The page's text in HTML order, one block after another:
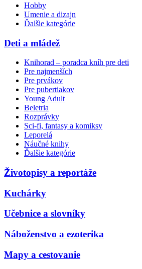
Hobby
Umenie a dizajn
Ďalšie kategórie
Deti a mládež
Knihorad – poradca kníh pre deti
Pre najmenších
Pre prvákov
Pre pubertiakov
Young Adult
Beletria
Rozprávky
Sci-fi, fantasy a komiksy
Leporelá
Náučné knihy
Ďalšie kategórie
Životopisy a reportáže
Kuchárky
Učebnice a slovníky
Náboženstvo a ezoterika
Mapy a cestovanie